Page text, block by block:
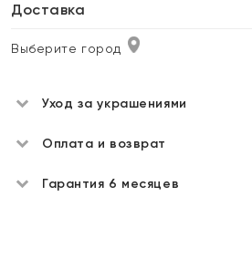
Доставка
Выберите город
Уход за украшениями
Оплата и возврат
Гарантия 6 месяцев